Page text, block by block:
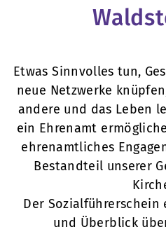
Etwas Sinnvolles tun,
neue Netzwerke
andere und das Leben
ein Ehrenamt
ehrenamtliches
Bestandteil unserer
Der
und Überblick